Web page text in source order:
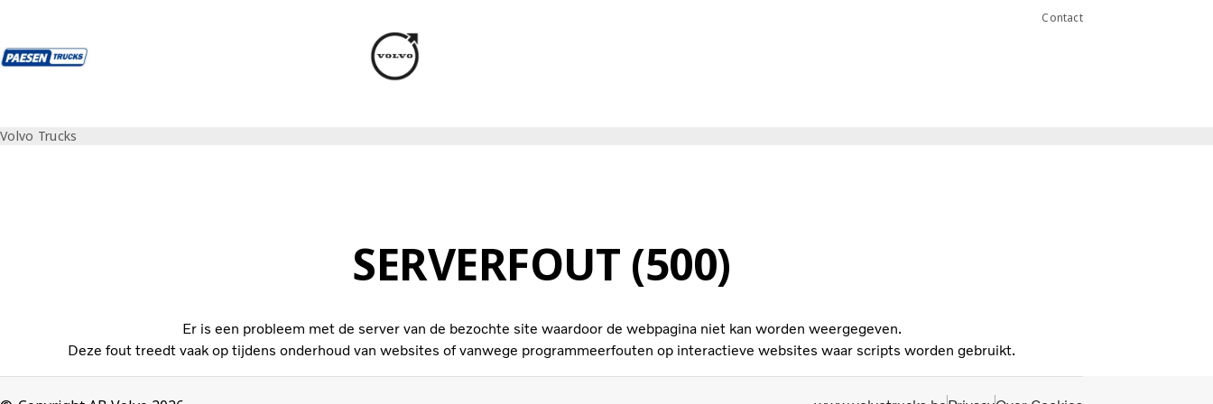
Contact
Volvo Trucks
SERVERFOUT (500)
Er is een probleem met de server van de bezochte site waardoor de webpagina niet kan worden weergegeven.
Deze fout treedt vaak op tijdens onderhoud van websites of vanwege programmeerfouten op interactieve websites waar scripts worden gebruikt.